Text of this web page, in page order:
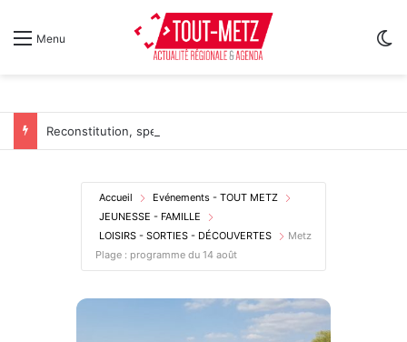
Menu
Accueil
Evénements - TOUT METZ
JEUNESSE - FAMILLE
LOISIRS - SORTIES - DÉCOUVERTES
Metz
Plage : programme du 14 août